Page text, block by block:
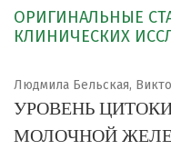
ОРИГИНАЛЬНЫЕ
КЛИНИЧЕСКИХ
Людмила Бельская,
УРОВЕНЬ
МОЛОЧНОЙ